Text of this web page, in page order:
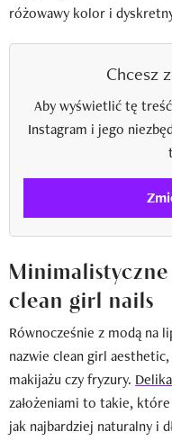
różowawy kolor i
Chcesz
Aby wyświetlić tę
Instagram i jego
clean girl nails
Równocześnie z modą na
nazwie clean girl
makijażu czy fryzury.
założeniami to takie,
jak najbardziej naturalny i